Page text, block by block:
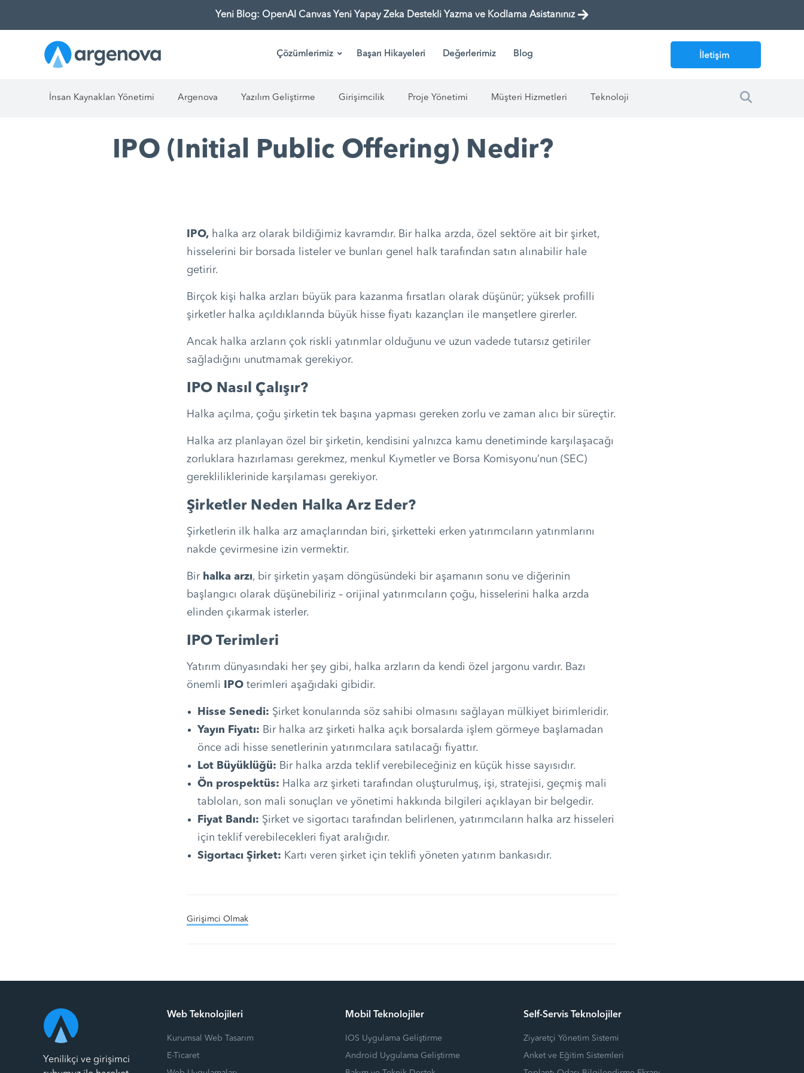
Yeni Blog: OpenAI Canvas Yeni Yapay Zeka Destekli Yazma ve Kodlama Asistanınız
Çözümlerimiz Başarı Hikayeleri Değerlerimiz Blog İletişim
İnsan Kaynakları Yönetimi Argenova Yazılım Geliştirme Girişimcilik Proje Yönetimi Müşteri Hizmetleri Teknoloji
IPO (Initial Public Offering) Nedir?
IPO, halka arz olarak bildiğimiz kavramdır. Bir halka arzda, özel sektöre ait bir şirket,
hisselerini bir borsada listeler ve bunları genel halk tarafından satın alınabilir hale
getirir.
Birçok kişi halka arzları büyük para kazanma fırsatları olarak düşünür; yüksek profilli
şirketler halka açıldıklarında büyük hisse fiyatı kazançları ile manşetlere girerler.
Ancak halka arzların çok riskli yatırımlar olduğunu ve uzun vadede tutarsız getiriler
sağladığını unutmamak gerekiyor.
IPO Nasıl Çalışır?
Halka açılma, çoğu şirketin tek başına yapması gereken zorlu ve zaman alıcı bir süreçtir.
Halka arz planlayan özel bir şirketin, kendisini yalnızca kamu denetiminde karşılaşacağı
zorluklara hazırlaması gerekmez, menkul Kıymetler ve Borsa Komisyonu’nun (SEC)
gerekliliklerinide karşılaması gerekiyor.
Şirketler Neden Halka Arz Eder?
Şirketlerin ilk halka arz amaçlarından biri, şirketteki erken yatırımcıların yatırımlarını
nakde çevirmesine izin vermektir.
Bir halka arzı, bir şirketin yaşam döngüsündeki bir aşamanın sonu ve diğerinin
başlangıcı olarak düşünebiliriz – orijinal yatırımcıların çoğu, hisselerini halka arzda
elinden çıkarmak isterler.
IPO Terimleri
Yatırım dünyasındaki her şey gibi, halka arzların da kendi özel jargonu vardır. Bazı
önemli
IPO terimleri aşağıdaki gibidir.
Hisse Senedi: Şirket konularında söz sahibi olmasını sağlayan mülkiyet birimleridir.
Yayın Fiyatı: Bir halka arz şirketi halka açık borsalarda işlem görmeye başlamadan
önce adi hisse senetlerinin yatırımcılara satılacağı fiyattır.
Lot Büyüklüğü: Bir halka arzda teklif verebileceğiniz en küçük hisse sayısıdır.
Ön prospektüs: Halka arz şirketi tarafından oluşturulmuş, işi, stratejisi, geçmiş mali
tabloları, son mali sonuçları ve yönetimi hakkında bilgileri açıklayan bir belgedir.
Fiyat Bandı: Şirket ve sigortacı tarafından belirlenen, yatırımcıların halka arz hisseleri
için teklif verebilecekleri fiyat aralığıdır.
Sigortacı Şirket: Kartı veren şirket için teklifi yöneten yatırım bankasıdır.
Girişimci Olmak
Yenilikçi ve girişimci
Web Teknolojileri
Kurumsal Web Tasarım
E-Ticaret
Mobil Teknolojiler
IOS Uygulama Geliştirme
Android Uygulama Geliştirme
Self-Servis Teknolojiler
Ziyaretçi Yönetim Sistemi
Anket ve Eğitim Sistemleri